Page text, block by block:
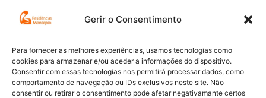
Gerir o Consentimento
Para fornecer as melhores experiências, usamos tecnologias como
cookies para armazenar e/ou aceder a informações do dispositivo.
Consentir com essas tecnologias nos permitirá processar dados, como
comportamento de navegação ou IDs exclusivos neste site. Não
consentir ou retirar o consentimento pode afetar negativamante certos
APOIO AO CLIENTE
Meios de pagamento
Compra segura
Campanhas promocionais